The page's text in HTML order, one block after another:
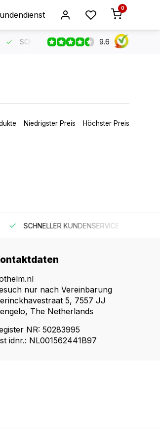
0
KOSTENLOSER VERSAND AB 150 €
9.6
Niedrigster Preis Höchster Preis
KOSTENLOSER VERSAND AB 150 €
nur nach Vereinbarung
5, 7557 JJ
The Netherlands
NR: 50283995
idnr.: NL001562441B97